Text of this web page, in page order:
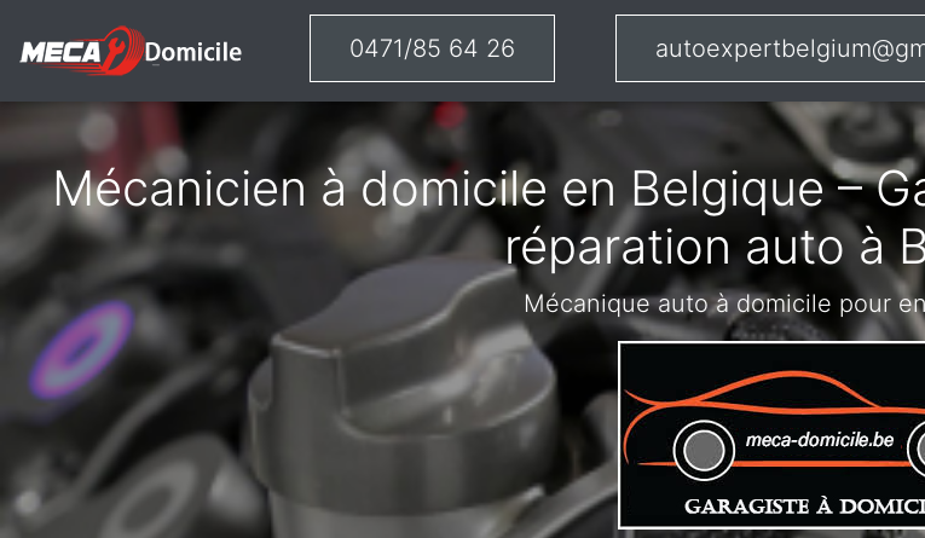
0471/85 64 26
Mécanicien à domicile en Belgique –
réparation auto à
Mécanique auto à domicile pour